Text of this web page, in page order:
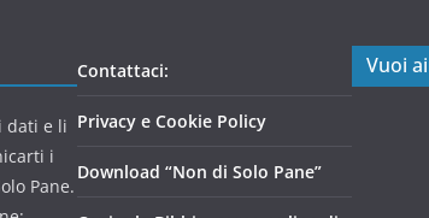
dati e li
i
Pane.
Contattaci:
Privacy e Cookie Policy
Download “Non di Solo Pane”
Vuoi